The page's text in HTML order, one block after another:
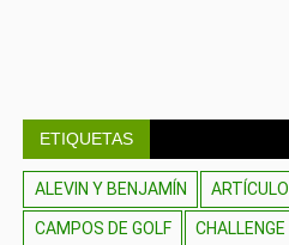
ETIQUETAS
ALEVIN Y BENJAMÍN ARTÍCULO
CAMPOS DE GOLF CHALLENGE